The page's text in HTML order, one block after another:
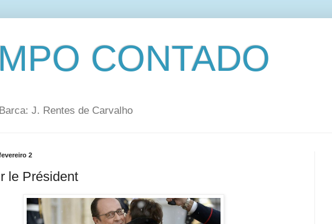
CONTADO
J. Rentes de Carvalho
2
le Président